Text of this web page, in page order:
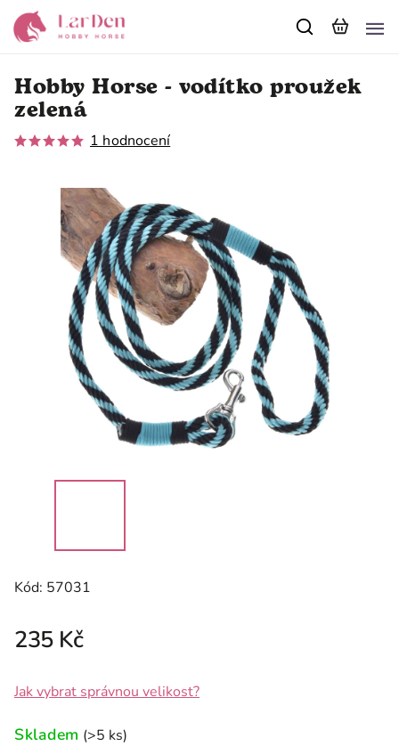
Hobby Horse - vodítko proužek
zelená
1 hodnocení
Kód: 57031
235 Kč
Skladem (>5 ks)
Jak vybrat správnou velikost?